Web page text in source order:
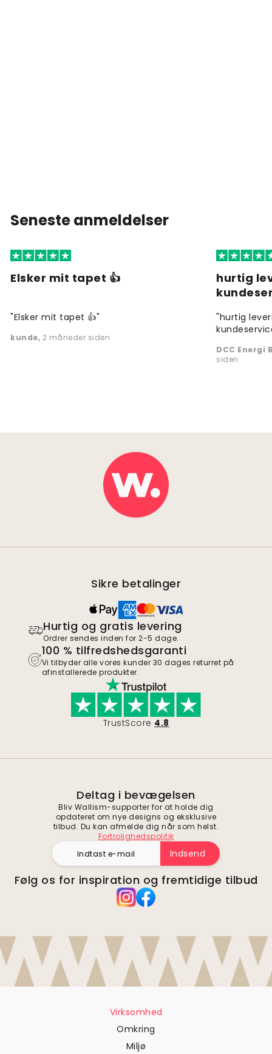
Seneste anmeldelser
Elsker mit tapet 👍
"Elsker mit tapet 👍"
kunde, 2 måneder siden
hurtig
"hurtig
DCC Energi
siden
Sikre betalinger
Hurtig og gratis levering
Ordrer sendes inden for 2-5 dage.
100 % tilfredshedsgaranti
Vi tilbyder alle vores kunder 30 dages returret på
afinstallerede produkter.
TrustScore 4.8
Deltag i bevægelsen
Bliv Wallism-supporter for at holde dig
opdateret om nye designs og eksklusive
tilbud. Du kan afmelde dig når som helst.
Fortrolighedspolitik
Indsend
Følg os for inspiration og fremtidige tilbud
Virksomhed
Omkring
Miljø